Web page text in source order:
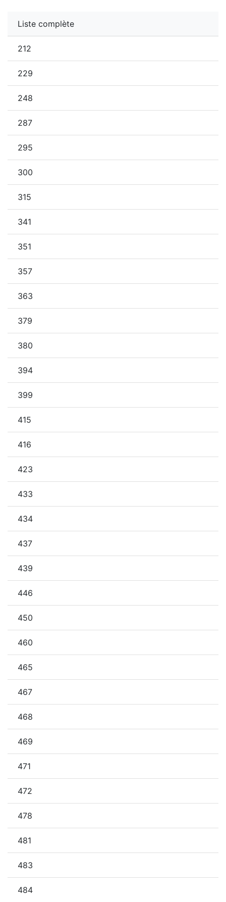
Liste complète
212
229
248
287
295
300
315
341
351
357
363
379
380
394
399
415
416
423
433
434
437
439
446
450
460
465
467
468
469
471
472
478
481
483
484